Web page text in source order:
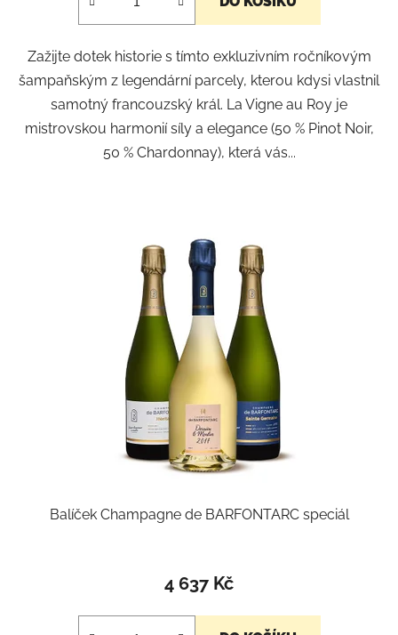
Zažijte dotek historie s tímto exkluzivním ročníkovým
šampaňským z legendární parcely, kterou kdysi vlastnil
samotný francouzský král. La Vigne au Roy je
mistrovskou harmonií síly a elegance (50 % Pinot Noir,
50 % Chardonnay), která vás...
Balíček Champagne de BARFONTARC speciál
4 637 Kč